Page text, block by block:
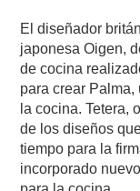
El diseñador
japonesa Oigen,
de cocina
para crear Palma,
la cocina. Tetera,
de los diseños
tiempo para la
incorporado